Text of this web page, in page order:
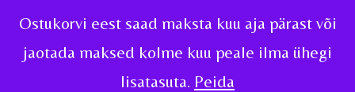
Ostukorvi eest saad maksta kuu aja pärast või
jaotada maksed kolme kuu peale ilma ühegi
lisatasuta. Peida